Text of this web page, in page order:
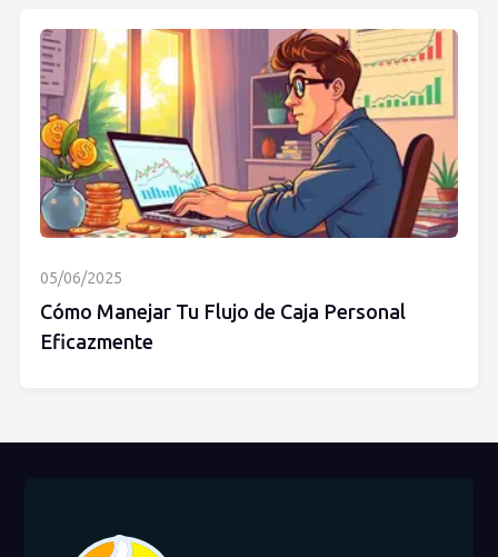
05/06/2025
Cómo Manejar Tu Flujo de Caja Personal
Eficazmente